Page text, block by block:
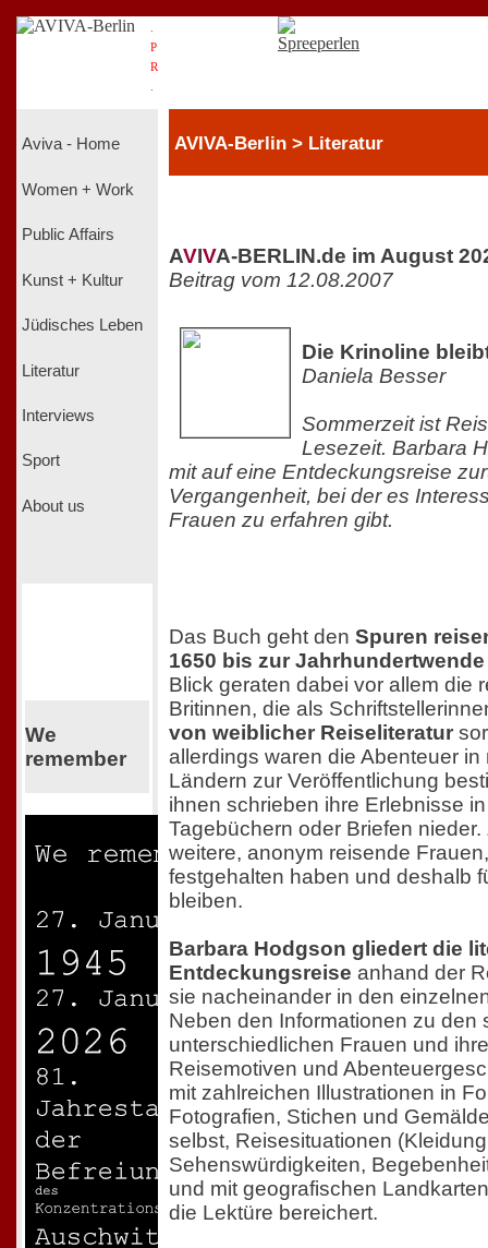
P
R
Aviva - Home
Women + Work
Public Affairs
Kunst + Kultur
Jüdisches Leben
Literatur
Interviews
Sport
About us
We
remember
AVIVA-Berlin > Literatur
AVIVA-BERLIN.de im August
Beitrag vom 12.08.2007
Die Krinoline
Daniela Besser
Sommerzeit ist
Lesezeit. Barbara
mit auf eine Entdeckungsreise
Vergangenheit, bei der es
Frauen zu erfahren gibt.
Das Buch geht den Spuren
1650 bis zur Jahrhundertwende
Blick geraten dabei vor allem die
Britinnen, die als
von weiblicher Reiseliteratur
allerdings waren die Abenteuer
Ländern zur Veröffentlichung
ihnen schrieben ihre Erlebnisse
Tagebüchern oder Briefen
weitere, anonym reisende
festgehalten haben und deshalb
bleiben.
Barbara Hodgson gliedert die
Entdeckungsreise anhand der
sie nacheinander in den
Neben den Informationen zu den
unterschiedlichen Frauen und
Reisemotiven und
mit zahlreichen Illustrationen in
Fotografien, Stichen und
selbst, Reisesituationen
Sehenswürdigkeiten,
und mit geografischen
die Lektüre bereichert.